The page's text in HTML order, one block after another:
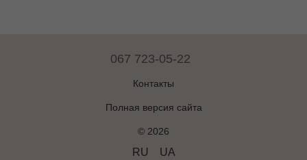
067 723-05-22
Контакты
Полная версия сайта
© 2026
RU UA